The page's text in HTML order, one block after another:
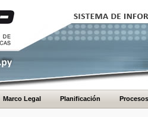
Marco Legal Planificación Procesos